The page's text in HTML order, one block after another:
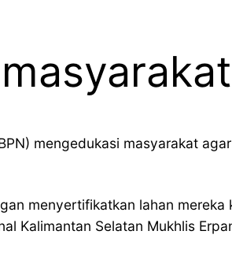
mengedukasi masyarakat
menyertifikatkan lahan
Kalimantan Selatan Mukhlis